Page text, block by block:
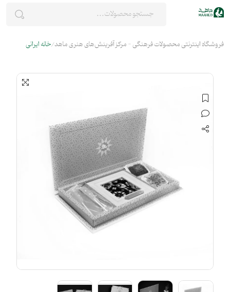
فروشگاه اینترنتی محصولات فرهنگی - مرکز آفرینش‌های هنری ماهد خانه ایرانی